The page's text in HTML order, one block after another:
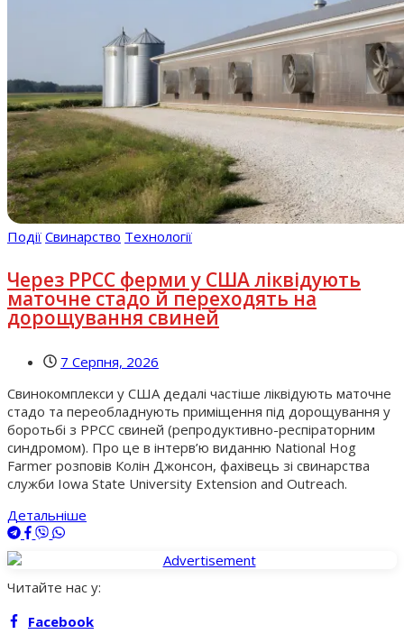
Події Свинарство Технології
Через РРСС ферми у США ліквідують
маточне стадо й переходять на
дорощування свиней
7 Серпня, 2026
Свинокомплекси у США дедалі частіше ліквідують маточне
стадо та переобладнують приміщення під дорощування у
боротьбі з РРСС свиней (репродуктивно-респіраторним
синдромом). Про це в інтерв’ю виданню National Hog
Farmer розповів Колін Джонсон, фахівець зі свинарства
служби Iowa State University Extension and Outreach.
Детальніше
Читайте нас у:
Facebook